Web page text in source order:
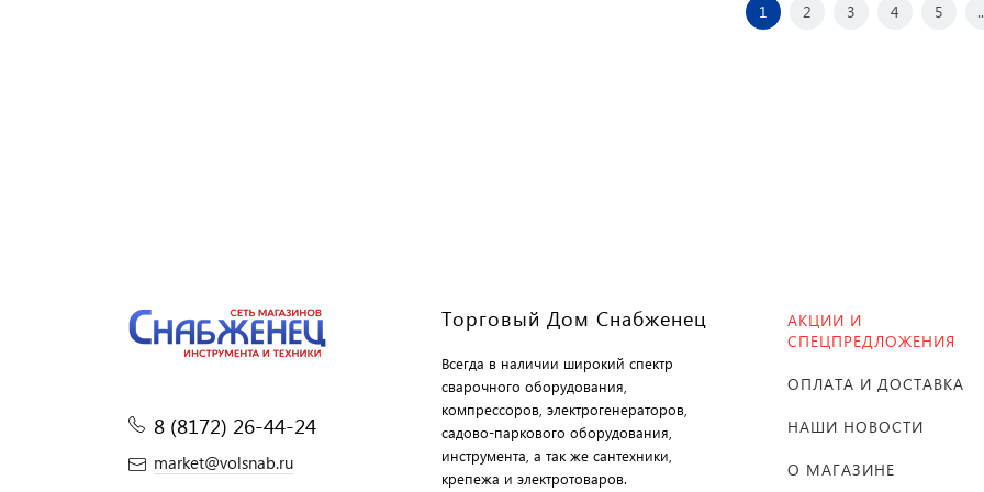
1 2 3 4 5
8 (8172) 26-44-24
market@volsnab.ru
Торговый Дом Снабженец
Всегда в наличии широкий спектр
сварочного оборудования,
компрессоров, электрогенераторов,
садово-паркового оборудования,
инструмента, а так же сантехники,
крепежа и электротоваров.
АКЦИИ И
СПЕЦПРЕДЛОЖЕНИЯ
ОПЛАТА И ДОСТАВКА
НАШИ НОВОСТИ
О МАГАЗИНЕ